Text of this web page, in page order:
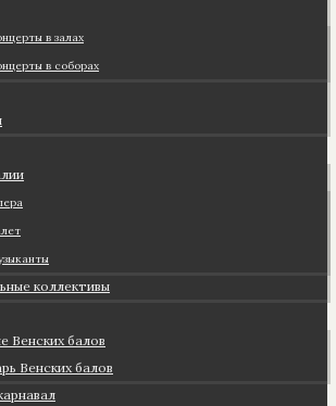
в залах
в соборах
коллективы
Венских балов
Венских балов